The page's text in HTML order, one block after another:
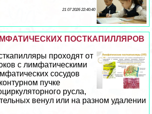
21 07 2026 22:40:40
ПОСТКАПИЛЛЯРОВ
проходят от
с лимфатическими
сосудов
пучке
русла,
венул или на разном удалении